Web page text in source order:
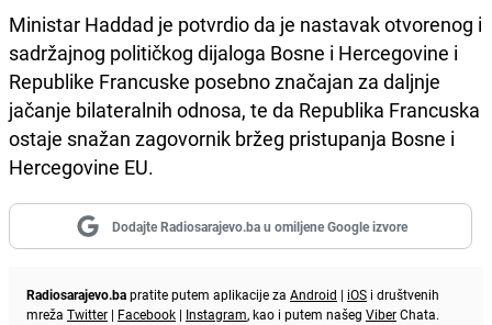
Ministar Haddad je potvrdio da je nastavak otvorenog i
sadržajnog političkog dijaloga Bosne i Hercegovine i
Republike Francuske posebno značajan za daljnje
jačanje bilateralnih odnosa, te da Republika Francuska
ostaje snažan zagovornik bržeg pristupanja Bosne i
Hercegovine EU.
Dodajte Radiosarajevo.ba u omiljene Google izvore
Radiosarajevo.bapratite putem aplikacije za Android | iOS i društvenih
mreža Twitter | Facebook | Instagram, kao i putem našeg ViberChata.